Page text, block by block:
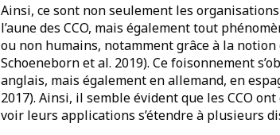
Ainsi, ce sont non seulement les
l’aune des CCO, mais également tout
ou non humains, notamment grâce à la notion
Schoeneborn et al. 2019). Ce foisonnement
anglais, mais également en allemand, en
2017). Ainsi, il semble évident que les CCO
voir leurs applications s’étendre à plusieurs